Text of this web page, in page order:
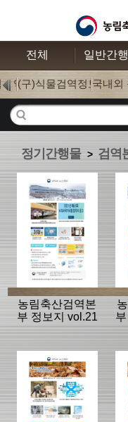
전체 일반간
검역(0)
(구)식물검역정보(0)
국내외
정기간행물 > 검역
농림축산검역본
부 정보지 vol.21